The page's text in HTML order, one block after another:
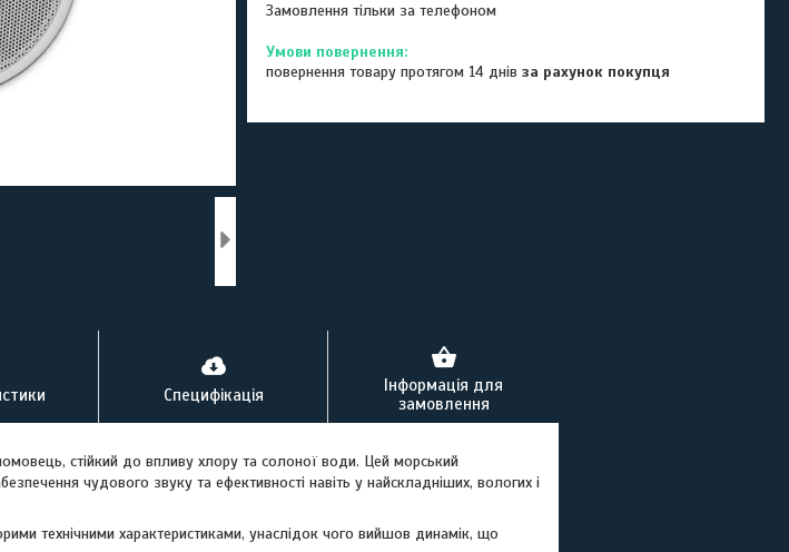
Замовлення тільки за телефоном
повернення товару протягом 14 днівза рахунок покупця
Специфікація
Інформація для
замовлення
стійкий до впливу хлору та солоної води. Цей морський
чудового звуку та ефективності навіть у найскладніших, вологих і
технічними характеристиками, унаслідок чого вийшов динамік, що